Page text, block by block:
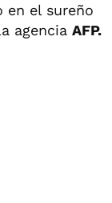
en el sureño
agencia AFP.